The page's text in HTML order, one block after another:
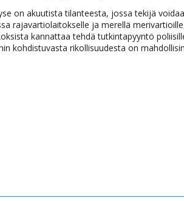
on akuutista tilanteesta, jossa tekijä
rajavartiolaitokselle ja merellä
kannattaa tehdä tutkintapyyntö
kohdistuvasta rikollisuudesta on